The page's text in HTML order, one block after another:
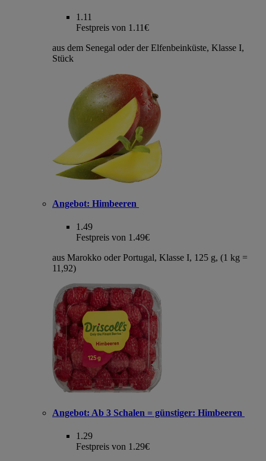
1.11
Festpreis von 1.11€
aus dem Senegal oder der Elfenbeinküste, Klasse I,
Stück
Angebot: Himbeeren
1.49
Festpreis von 1.49€
aus Marokko oder Portugal, Klasse I, 125 g, (1 kg =
11,92)
Angebot: Ab 3 Schalen = günstiger: Himbeeren
1.29
Festpreis von 1.29€